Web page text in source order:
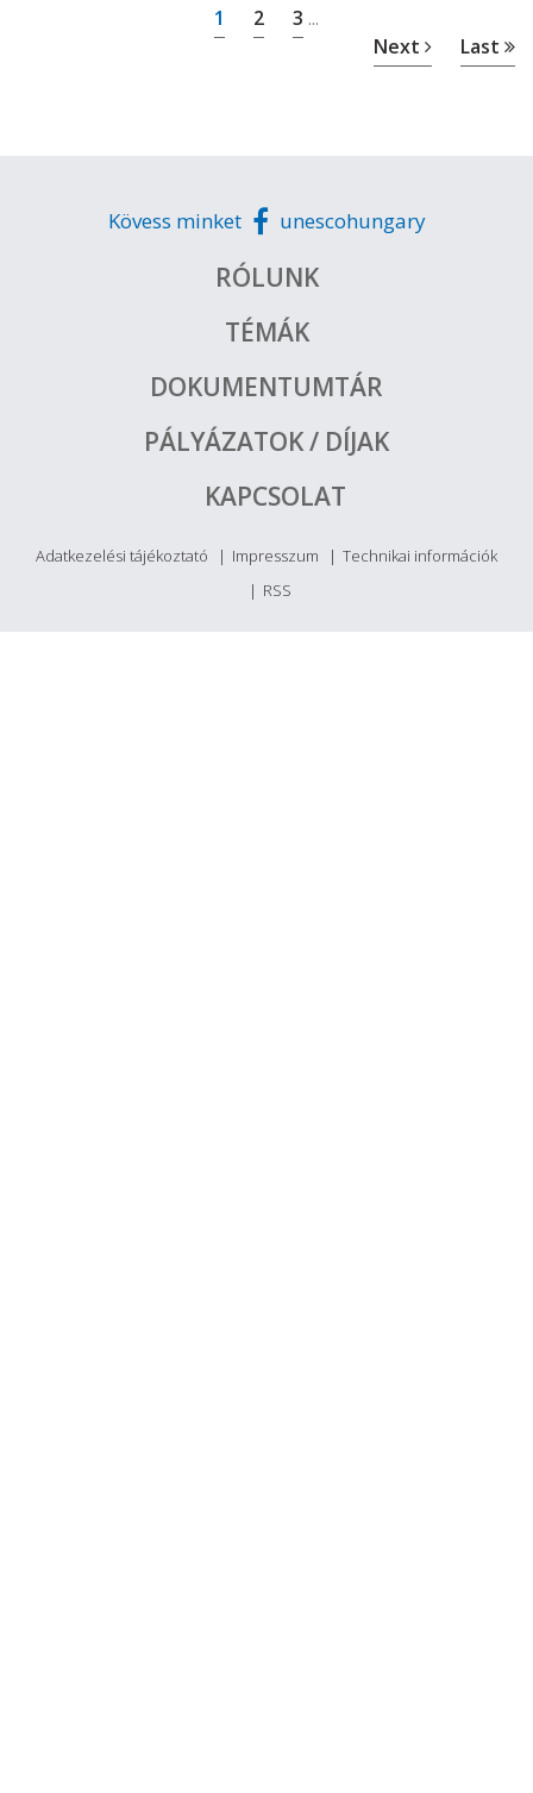
1 2 3 ...
Next Last
Kövess minket unescohungary
RÓLUNK
TÉMÁK
DOKUMENTUMTÁR
PÁLYÁZATOK / DÍJAK
KAPCSOLAT
Adatkezelési tájékoztató Impresszum
Technikai információk
RSS